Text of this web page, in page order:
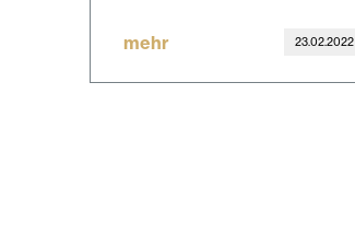
mehr 23.02.2022